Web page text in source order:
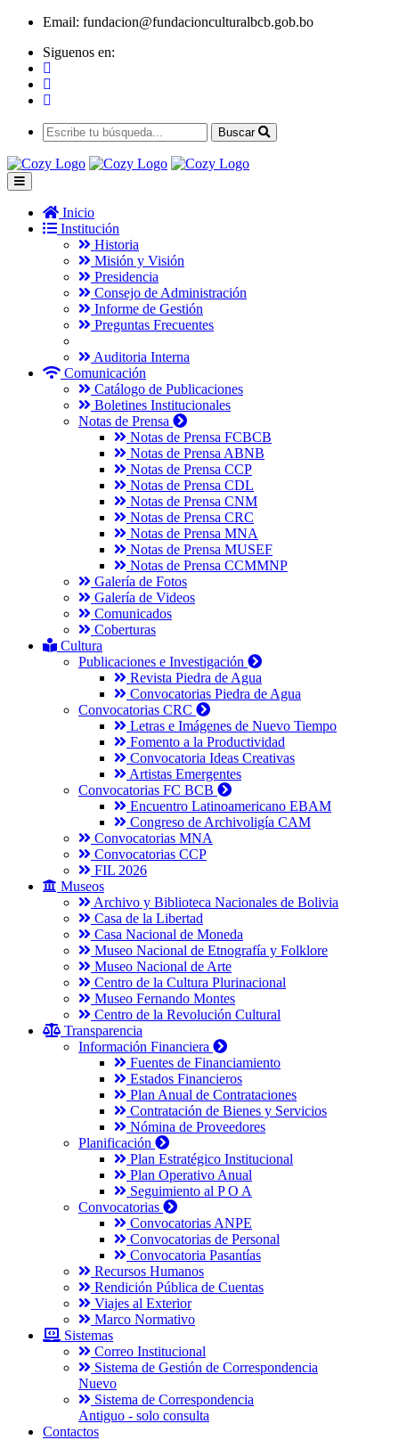
Email: fundacion@fundacionculturalbcb.gob.bo
Siguenos en:
Buscar
Inicio
Institución
Historia
Misión y Visión
Presidencia
Consejo de Administración
Informe de Gestión
Preguntas Frecuentes
Auditoria Interna
Comunicación
Catálogo de Publicaciones
Boletines Institucionales
Notas de Prensa
Notas de Prensa FCBCB
Notas de Prensa ABNB
Notas de Prensa CCP
Notas de Prensa CDL
Notas de Prensa CNM
Notas de Prensa CRC
Notas de Prensa MNA
Notas de Prensa MUSEF
Notas de Prensa CCMMNP
Galería de Fotos
Galería de Videos
Comunicados
Coberturas
Cultura
Publicaciones e Investigación
Revista Piedra de Agua
Convocatorias Piedra de Agua
Convocatorias CRC
Letras e Imágenes de Nuevo Tiempo
Fomento a la Productividad
Convocatoria Ideas Creativas
Artistas Emergentes
Convocatorias FC BCB
Encuentro Latinoamericano EBAM
Congreso de Archivoligía CAM
Convocatorias MNA
Convocatorias CCP
FIL 2026
Museos
Archivo y Biblioteca Nacionales de Bolivia
Casa de la Libertad
Casa Nacional de Moneda
Museo Nacional de Etnografía y Folklore
Museo Nacional de Arte
Centro de la Cultura Plurinacional
Museo Fernando Montes
Centro de la Revolución Cultural
Transparencia
Información Financiera
Fuentes de Financiamiento
Estados Financieros
Plan Anual de Contrataciones
Contratación de Bienes y Servicios
Nómina de Proveedores
Planificación
Plan Estratégico Institucional
Plan Operativo Anual
Seguimiento al P O A
Convocatorias
Convocatorias ANPE
Convocatorias de Personal
Convocatoria Pasantías
Recursos Humanos
Rendición Pública de Cuentas
Viajes al Exterior
Marco Normativo
Sistemas
Correo Institucional
Sistema de Gestión de Correspondencia
Nuevo
Sistema de Correspondencia
Antiguo - solo consulta
Contactos